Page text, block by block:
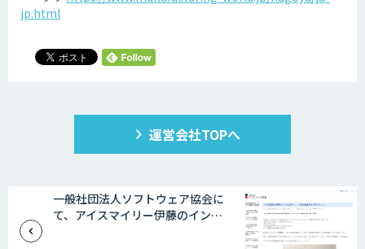
jp.html
運営会社TOPへ
一般社団法人ソフトウェア協会に
て、アイスマイリー伊藤のイン…